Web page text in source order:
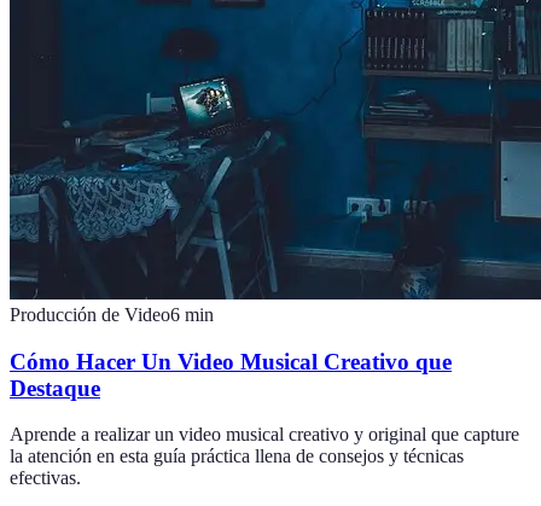
Producción de Video6 min
Cómo Hacer Un Video Musical Creativo que
Destaque
Aprende a realizar un video musical creativo y original que capture
la atención en esta guía práctica llena de consejos y técnicas
efectivas.